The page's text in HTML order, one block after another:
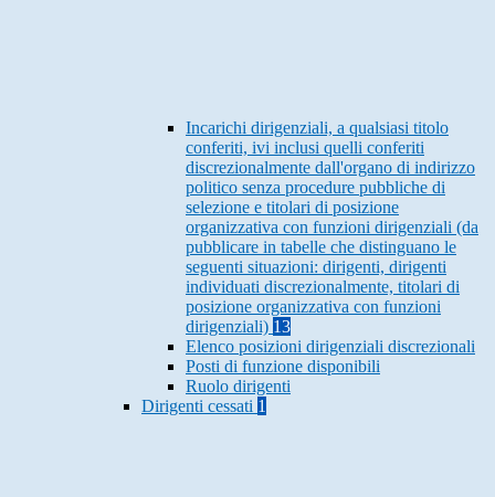
Incarichi dirigenziali, a qualsiasi titolo
conferiti, ivi inclusi quelli conferiti
discrezionalmente dall'organo di indirizzo
politico senza procedure pubbliche di
selezione e titolari di posizione
organizzativa con funzioni dirigenziali (da
pubblicare in tabelle che distinguano le
seguenti situazioni: dirigenti, dirigenti
individuati discrezionalmente, titolari di
posizione organizzativa con funzioni
dirigenziali) 13
Elenco posizioni dirigenziali discrezionali
Posti di funzione disponibili
Ruolo dirigenti
Dirigenti cessati 1